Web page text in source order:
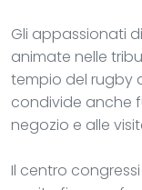
Gli appassionati
animate nelle
tempio del rugby
condivide anche
negozio e alle
Il centro